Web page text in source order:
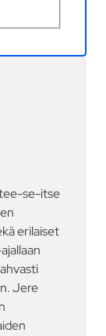
tee-se-itse
erilaiset
Jere